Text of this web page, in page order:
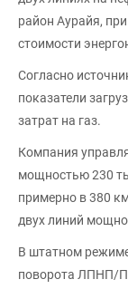
район Аурайя,
стоимости
Согласно
показатели
затрат на газ.
Компания
мощностью 230
примерно в 380
двух линий
В штатном
поворота ЛПНП/